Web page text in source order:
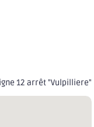
12 arrêt "Vulpilliere"